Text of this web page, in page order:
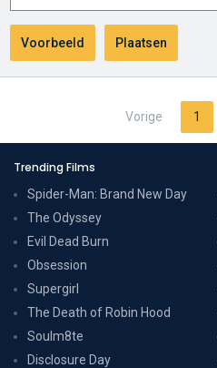
Vorige 1
Trending Films
Spider-Man: Brand New Day
The Odyssey
Evil Dead Burn
Obsession
Supergirl
The Death of Robin Hood
Soulm8te
Disclosure Day